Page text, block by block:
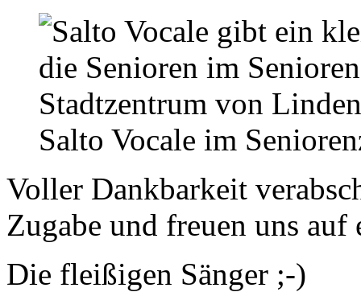
Salto Vocale im
Voller Dankbarkeit
Zugabe und freuen uns auf
Die fleißigen Sänger ;-)